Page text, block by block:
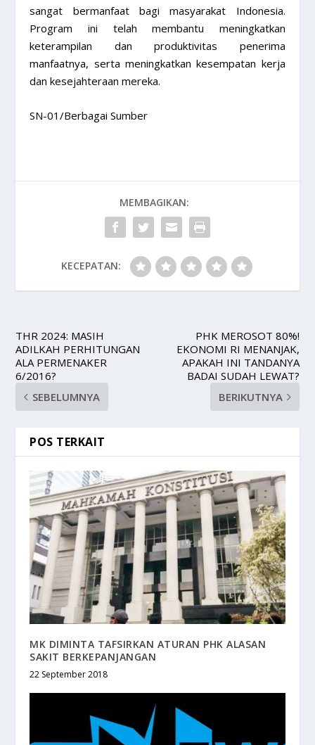
sangat bermanfaat bagi masyarakat Indonesia.
Program ini telah membantu meningkatkan
keterampilan dan produktivitas penerima
manfaatnya, serta meningkatkan kesempatan kerja
dan kesejahteraan mereka.
SN-01/Berbagai Sumber
MEMBAGIKAN:
KECEPATAN:
THR 2024: MASIH
ADILKAH PERHITUNGAN
ALA PERMENAKER
6/2016?
SEBELUMNYA
PHK MEROSOT 80%!
EKONOMI RI MENANJAK,
APAKAH INI TANDANYA
BADAI SUDAH LEWAT?
BERIKUTNYA
POS TERKAIT
MK DIMINTA TAFSIRKAN ATURAN PHK ALASAN
SAKIT BERKEPANJANGAN
22 September 2018